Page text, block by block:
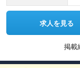
求人を見る
掲載